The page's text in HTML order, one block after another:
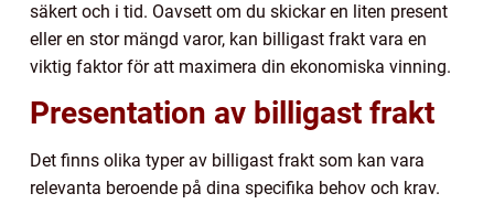
säkert och i tid. Oavsett om du skickar en liten present
eller en stor mängd varor, kan billigast frakt vara en
viktig faktor för att maximera din ekonomiska vinning.
Presentation av billigast frakt
Det finns olika typer av billigast frakt som kan vara
relevanta beroende på dina specifika behov och krav.